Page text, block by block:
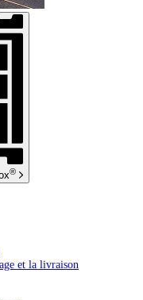
®
et la livraison